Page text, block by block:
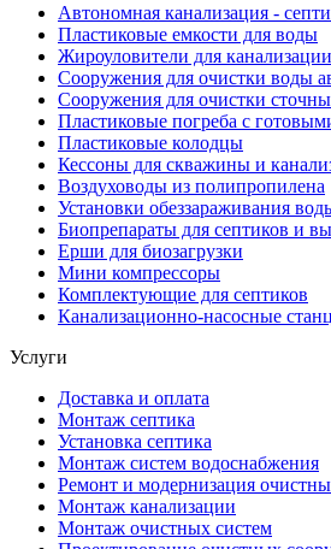
Автономная канализация -
Пластиковые емкости для воды
Жироуловители для
Сооружения для очистки воды
Сооружения для очистки
Пластиковые погреба с
Пластиковые колодцы
Кессоны для скважины и
Воздуховоды из полипропилена
Установки обеззараживания
Биопрепараты для септиков и
Ерши для биозагрузки
Мини компрессоры
Комплектующие для септиков
Канализационно-насосные
Услуги
Доставка и оплата
Монтаж септика
Установка септика
Монтаж систем водоснабжения
Ремонт и модернизация
Монтаж канализации
Монтаж очистных систем